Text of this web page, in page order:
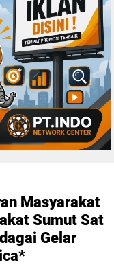
Masyarakat
Sumut Sat
Gelar